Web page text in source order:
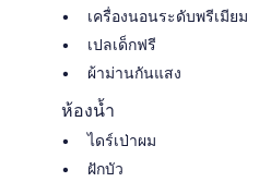
เครื่องนอนระดับพรีเมียม
เปลเด็กฟรี
ผ้าม่านกันแสง
ห้องน้ำ
ไดร์เป่าผม
ฝักบัว